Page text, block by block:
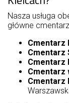
Nasza usługa
główne
Cmentarz
Cmentarz
Cmentarz
Cmentarz
Cmentarz